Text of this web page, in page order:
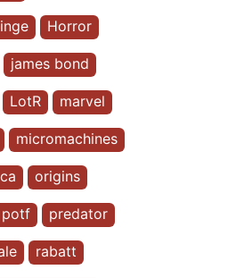
Horror
james bond
LotR marvel
micromachines
origins
potf predator
rabatt